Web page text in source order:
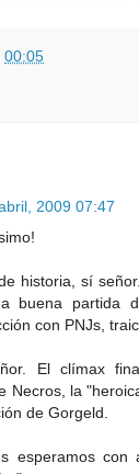
00:05
2009 07:47
historia, sí
buena partida
con PNJs,
El clímax
Necros, la
de Gorgeld.
esperamos con